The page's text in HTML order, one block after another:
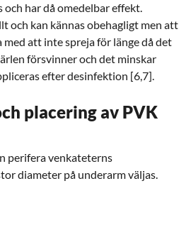
har då omedelbar effekt.
och kan kännas obehagligt men att
att inte spreja för länge då det
försvinner och det minskar
efter desinfektion [6,7].
placering av PVK
perifera venkateterns
diameter på underarm väljas.